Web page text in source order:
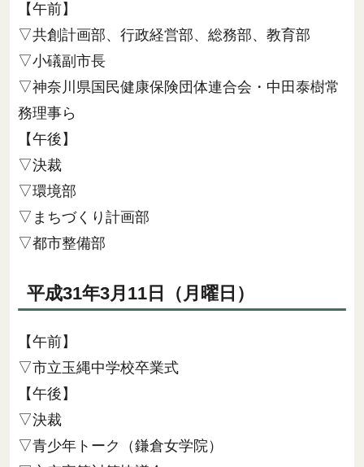
【午前】
▽共創計画部、行政経営部、総務部、教育部
▽小礒副市長
▽神奈川県国民健康保険団体連合会・中田泰樹常
務理事ら
【午後】
▽決裁
▽環境部
▽まちづくり計画部
▽都市整備部
平成31年3月11日（月曜日）
【午前】
▽市立玉縄中学校卒業式
【午後】
▽決裁
▽青少年トーク（鎌倉女学院）